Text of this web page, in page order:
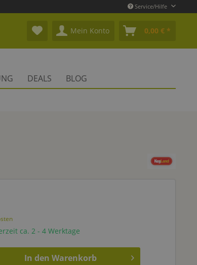
Service/Hilfe
Mein Konto 0,00 € *
DEALS BLOG
ca. 2 - 4 Werktage
In den Warenkorb